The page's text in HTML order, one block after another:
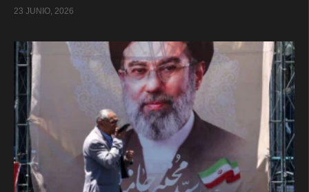
23 JUNIO, 2026